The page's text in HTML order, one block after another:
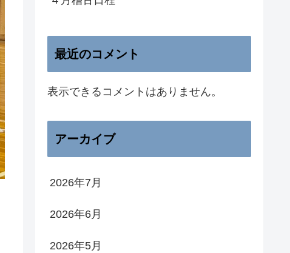
最近のコメント
表示できるコメントはありません。
アーカイブ
2026年7月
2026年6月
2026年5月